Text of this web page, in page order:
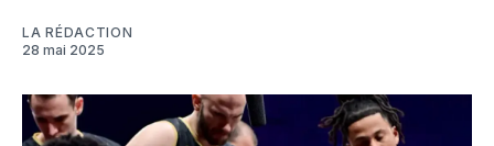
LA RÉDACTION
28 mai 2025